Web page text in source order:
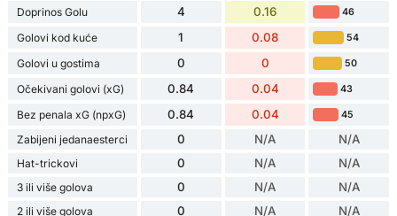
Doprinos Golu 4 0.16 46
Golovi kod kuće 1 0.08 54
Golovi u gostima 0 0 50
Očekivani golovi (xG) 0.84 0.04 43
Bez penala xG (npxG) 0.84 0.04 45
Zabijeni jedanaesterci 0 N/A N/A
Hat-trickovi 0 N/A N/A
3 ili više golova 0 N/A N/A
2 ili više golova 0 N/A N/A